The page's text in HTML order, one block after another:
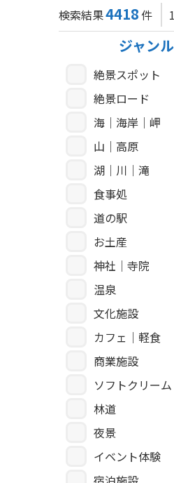
検索結果4418件
ジャンル
絶景スポット
絶景ロード
海｜海岸｜岬
山｜高原
湖｜川｜滝
食事処
道の駅
お土産
神社｜寺院
温泉
文化施設
カフェ｜軽食
商業施設
ソフトクリーム
林道
夜景
イベント体験